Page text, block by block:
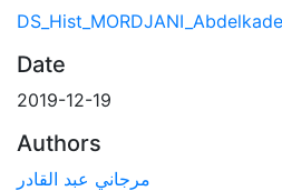
Date
2019-12-19
Authors
مرجاني عبد القادر